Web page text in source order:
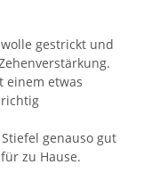
gestrickt und
einem etwas
genauso gut
zu Hause.